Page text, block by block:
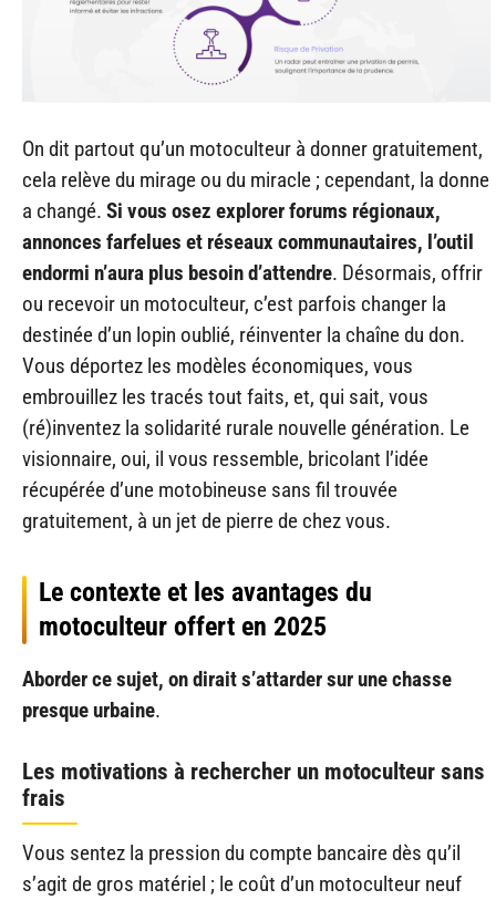
On dit partout qu’un motoculteur à donner gratuitement,
cela relève du mirage ou du miracle ; cependant, la donne
a changé. Si vous osez explorer forums régionaux,
annonces farfelues et réseaux communautaires, l’outil
endormi n’aura plus besoin d’attendre. Désormais, offrir
ou recevoir un motoculteur, c’est parfois changer la
destinée d’un lopin oublié, réinventer la chaîne du don.
Vous déportez les modèles économiques, vous
embrouillez les tracés tout faits, et, qui sait, vous
(ré)inventez la solidarité rurale nouvelle génération. Le
visionnaire, oui, il vous ressemble, bricolant l’idée
récupérée d’une motobineuse sans fil trouvée
gratuitement, à un jet de pierre de chez vous.
Le contexte et les avantages du
motoculteur offert en 2025
Aborder ce sujet, on dirait s’attarder sur une chasse
presque urbaine.
Les motivations à rechercher un motoculteur sans
frais
Vous sentez la pression du compte bancaire dès qu’il
s’agit de gros matériel ; le coût d’un motoculteur neuf